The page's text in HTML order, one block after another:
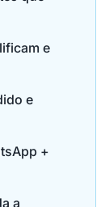
e
e
+
a